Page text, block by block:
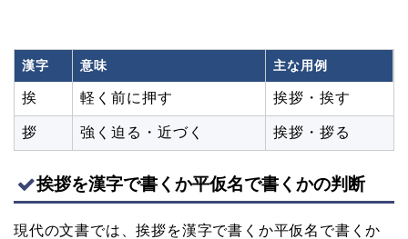
漢字 意味 主な用例
挨 軽く前に押す 挨拶・挨す
拶 強く迫る・近づく 挨拶・拶る
挨拶を漢字で書くか平仮名で書くかの判断
現代の文書では、挨拶を漢字で書くか平仮名で書くか